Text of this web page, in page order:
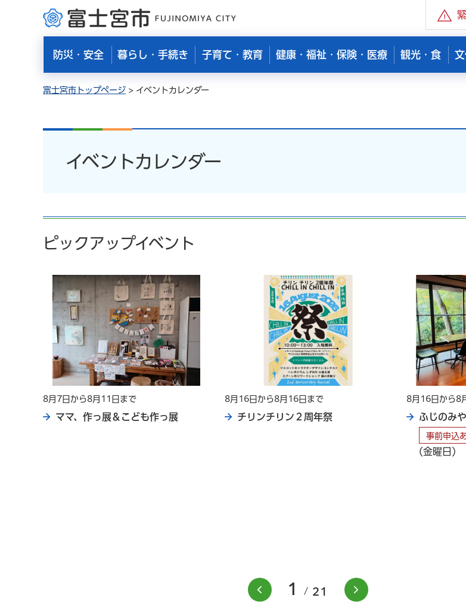
富士宮市
防災・安全 暮らし・手続き 子育て・教育 健康・福祉・保険・医療 観光・食
富士宮市トップページ > イベントカレンダー
イベントカレンダー
ピックアップイベント
前のスライドを表示
1 21
8月7日から8月11日まで
ママ、作っ展＆こども作っ展
8月16日から8月16日まで
チリンチリン２周年祭
8月16日から8
ふじのみ
事前申込
(金曜日)